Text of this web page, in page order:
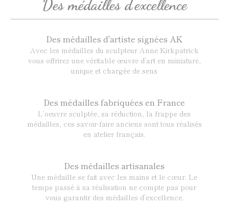
Des médailles d'excellence
Des médailles d'artiste signées AK
Avec les médailles du sculpteur Anne Kirkpatrick
vous offrirez une véritable œuvre d’art en miniature,
unique et chargée de sens
Des médailles fabriquées en France
L’oeuvre sculptée, sa réduction, la frappe des
médailles, ces savoir-faire anciens sont tous réalisés
en atelier français.
Des médailles artisanales
Une médaille se fait avec les mains et le cœur. Le
temps passé à sa réalisation ne compte pas pour
vous garantir des médailles d’excellence.